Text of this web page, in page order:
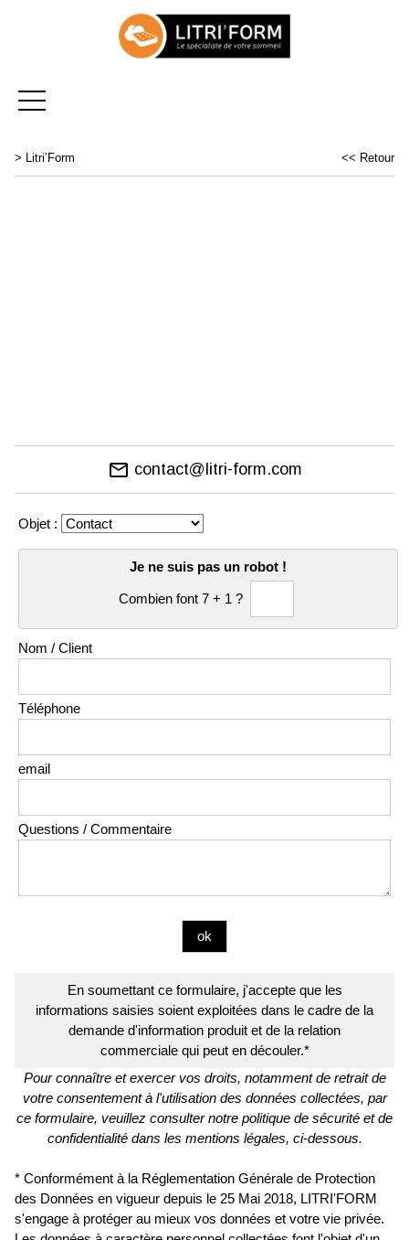
> Litri’Form << Retour
email contact@litri-form.com
Objet :
Je ne suis pas un robot !
Combien font 7 + 1 ?
Nom / Client
Téléphone
email
Questions / Commentaire
En soumettant ce formulaire, j'accepte que les
informations saisies soient exploitées dans le cadre de la
demande d'information produit et de la relation
commerciale qui peut en découler.*
Pour connaître et exercer vos droits, notamment de retrait de
votre consentement à l'utilisation des données collectées, par
ce formulaire, veuillez consulter notre politique de sécurité et de
confidentialité dans les mentions légales, ci-dessous.
* Conformément à la Réglementation Générale de Protection
des Données en vigueur depuis le 25 Mai 2018, LITRI'FORM
s'engage à protéger au mieux vos données et votre vie privée.